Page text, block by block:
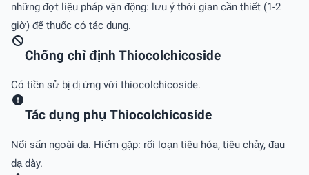
những đợt liệu pháp vận động: lưu ý thời gian cần thiết (1-2
giờ) để thuốc có tác dụng.
Chống chỉ định Thiocolchicoside
Có tiền sử bị dị ứng với thiocolchicoside.
Tác dụng phụ Thiocolchicoside
Nổi sẩn ngoài da. Hiếm gặp: rối loạn tiêu hóa, tiêu chảy, đau
dạ dày.